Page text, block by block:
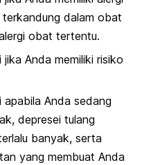
dalam obat
obat tertentu.
Anda memiliki risiko
Anda sedang
depresei tulang
banyak, serta
yang membuat Anda